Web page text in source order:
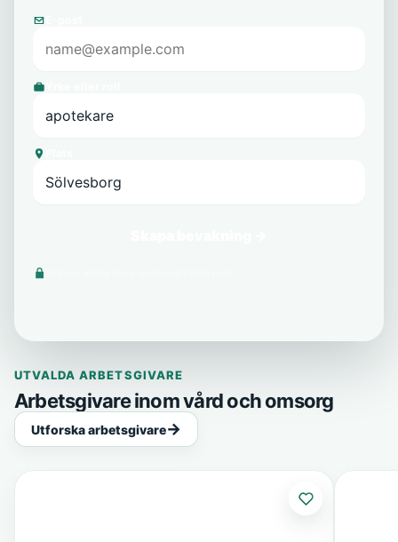
UTVALDA ARBETSGIVARE
Arbetsgivare inom vård och omsorg
Utforska arbetsgivare